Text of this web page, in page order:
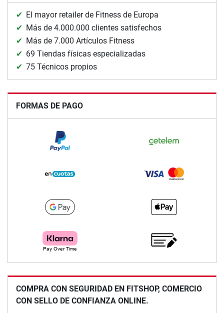
El mayor retailer de Fitness de Europa
Más de 4.000.000 clientes satisfechos
Más de 7.000 Artículos Fitness
69 Tiendas físicas especializadas
75 Técnicos propios
FORMAS DE PAGO
COMPRA CON SEGURIDAD EN FITSHOP, COMERCIO
CON SELLO DE CONFIANZA ONLINE.